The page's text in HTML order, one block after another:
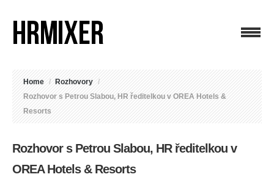
Home / Rozhovory /
Rozhovor s Petrou Slabou, HR ředitelkou v OREA Hotels &
Resorts
Rozhovor s Petrou Slabou, HR ředitelkou v
OREA Hotels & Resorts